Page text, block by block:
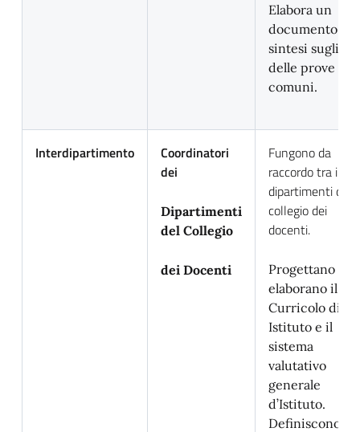
Elabora un
documento di
sintesi sugli
delle prove
comuni.
Interdipartimento
Coordinatori
dei
Dipartimenti
del Collegio
dei Docenti
Fungono da
raccordo tra i vari
dipartimenti del
collegio dei
docenti.
Progettano ed
elaborano il
Curricolo di
Istituto e il
sistema
valutativo
generale
d’Istituto.
Definiscono,